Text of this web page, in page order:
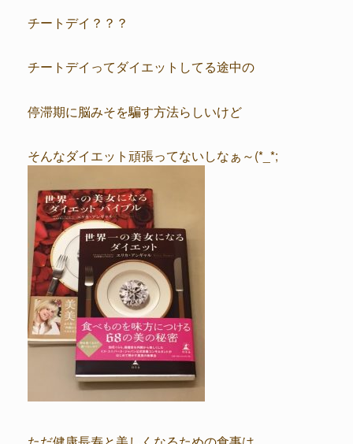
チートデイ？？？
チートデイってダイエットしてる途中の
停滞期に脳みそを騙す方法らしいけど
そんなダイエット頑張ってないしなぁ～(*_*;